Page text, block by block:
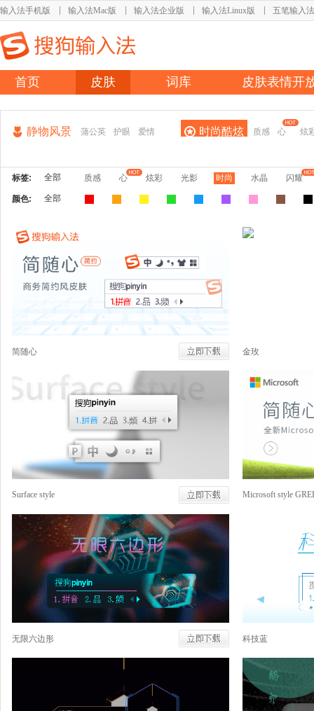
输入法手机版 输入法Mac版 输入法企业版 输入法Linux版 五笔输入法
首页 皮肤 词库 皮肤表情开
静物风景 蒲公英 护眼 爱情 时尚酷炫 质感 心 炫
标签: 全部 质感 心 炫彩 光影 时尚 水晶 闪耀
颜色: 全部
简随心 金玫
Surface style Microsoft style
无限六边形 科技蓝